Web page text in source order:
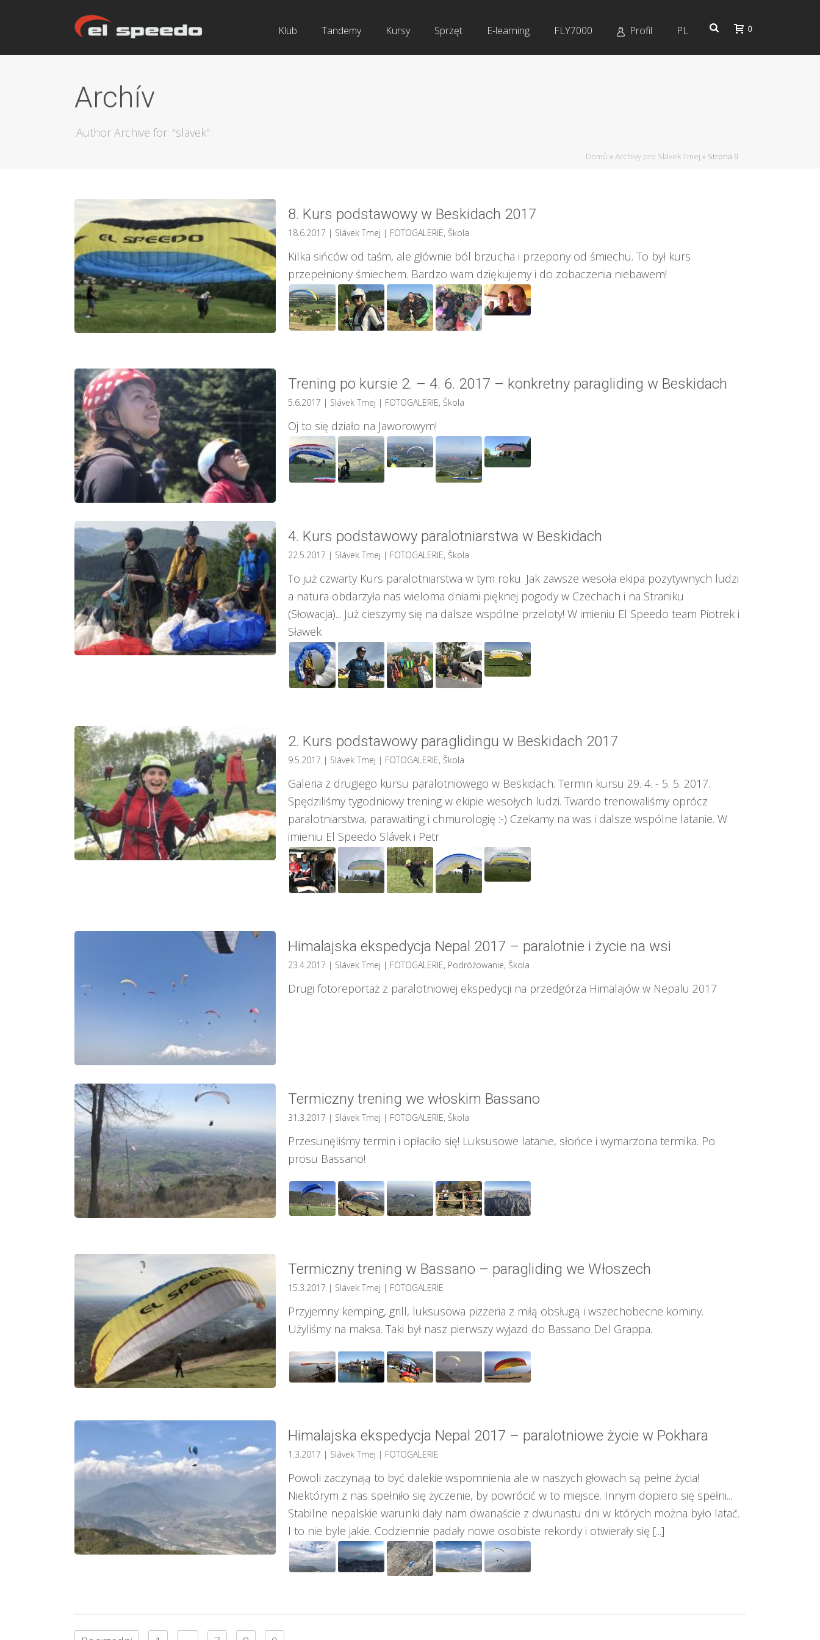
Klub Tandemy Kursy Sprzęt E-learning FLY7000 Profil PL 0
Archív
Author Archive for: "slavek"
Domů »Archivy pro Slávek Tmej » Strona 9
8. Kurs podstawowy w Beskidach 2017
18.6.2017 | Slávek Tmej | FOTOGALERIE, Škola
Kilka sińców od taśm, ale głównie ból brzucha i przepony od śmiechu. To był kurs
przepełniony śmiechem. Bardzo wam dziękujemy i do zobaczenia niebawem!
Trening po kursie 2. – 4. 6. 2017 – konkretny paragliding w Beskidach
5.6.2017 | Slávek Tmej | FOTOGALERIE, Škola
Oj to się działo na Jaworowym!
4. Kurs podstawowy paralotniarstwa w Beskidach
22.5.2017 | Slávek Tmej | FOTOGALERIE, Škola
To już czwarty Kurs paralotniarstwa w tym roku. Jak zawsze wesoła ekipa pozytywnych ludzi
a natura obdarzyła nas wieloma dniami pięknej pogody w Czechach i na Straniku
(Słowacja)... Już cieszymy się na dalsze wspólne przeloty! W imieniu El Speedo team Piotrek i
Sławek
2. Kurs podstawowy paraglidingu w Beskidach 2017
9.5.2017 | Slávek Tmej | FOTOGALERIE, Škola
Galeria z drugiego kursu paralotniowego w Beskidach. Termin kursu 29. 4. - 5. 5. 2017.
Spędziliśmy tygodniowy trening w ekipie wesołych ludzi. Twardo trenowaliśmy oprócz
paralotniarstwa, parawaiting i chmurologię :-) Czekamy na was i dalsze wspólne latanie. W
imieniu El Speedo Slávek i Petr
Himalajska ekspedycja Nepal 2017 – paralotnie i życie na wsi
23.4.2017 | Slávek Tmej | FOTOGALERIE, Podróżowanie, Škola
Drugi fotoreportaż z paralotniowej ekspedycji na przedgórza Himalajów w Nepalu 2017
Termiczny trening we włoskim Bassano
31.3.2017 | Slávek Tmej | FOTOGALERIE, Škola
Przesunęliśmy termin i opłaciło się! Luksusowe latanie, słońce i wymarzona termika. Po
prosu Bassano!
Termiczny trening w Bassano – paragliding we Włoszech
15.3.2017 | Slávek Tmej | FOTOGALERIE
Przyjemny kemping, grill, luksusowa pizzeria z miłą obsługą i wszechobecne kominy.
Użyliśmy na maksa. Taki był nasz pierwszy wyjazd do Bassano Del Grappa.
Himalajska ekspedycja Nepal 2017 – paralotniowe życie w Pokhara
1.3.2017 | Slávek Tmej | FOTOGALERIE
Powoli zaczynają to być dalekie wspomnienia ale w naszych głowach są pełne życia!
Niektórym z nas spełniło się życzenie, by powrócić w to miejsce. Innym dopiero się spełni...
Stabilne nepalskie warunki dały nam dwanaście z dwunastu dni w których można było latać.
I to nie byle jakie. Codziennie padały nowe osobiste rekordy i otwierały się [...]